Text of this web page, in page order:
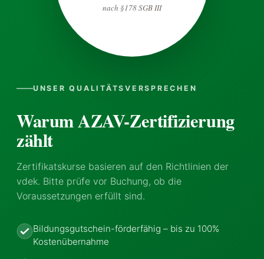
nach §178 SGB III
UNSER QUALITÄTSVERSPRECHEN
Warum AZAV-Zertifizierung
zählt
Zertifikatskurse basieren auf den Richtlinien der
vdek. Bitte prüfe vor Buchung, ob die
Voraussetzungen erfüllt sind.
Bildungsgutschein-förderfähig – bis zu 100%
Kostenübernahme